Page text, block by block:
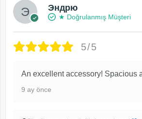
Эндрю
★ Doğrulanmış Müşteri
5/5
An excellent accessory! Spacious
9 ay önce